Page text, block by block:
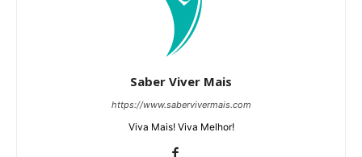
Saber Viver Mais
https://www.sabervivermais.com
Viva Mais! Viva Melhor!